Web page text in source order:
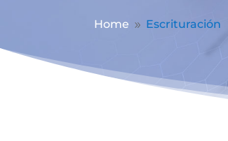
Home 9 Escrituración